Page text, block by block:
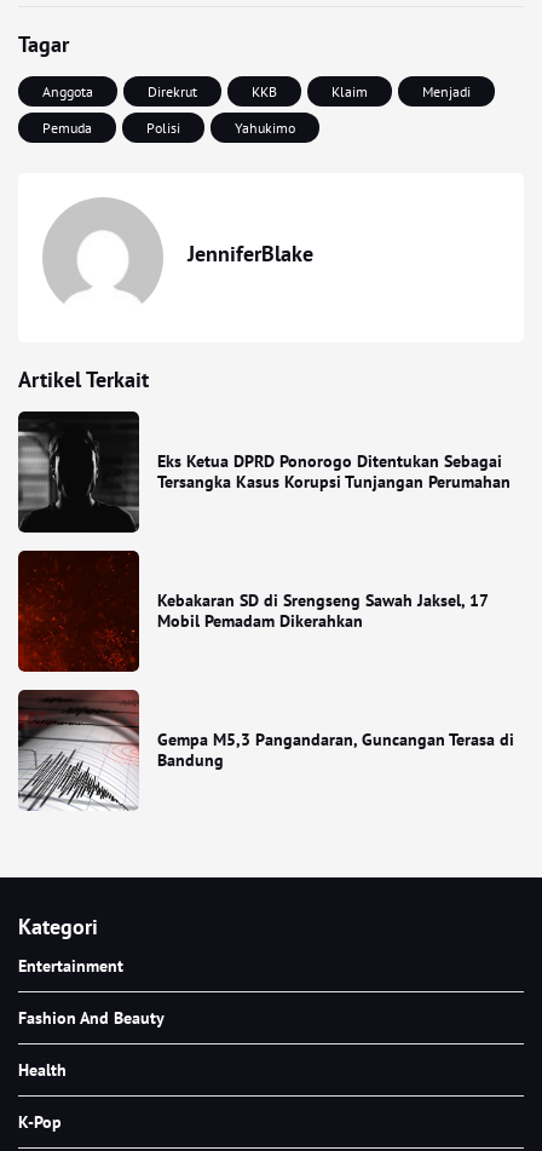
Tagar
Anggota Direkrut KKB Klaim
Menjadi
Pemuda
Polisi Yahukimo
JenniferBlake
Artikel Terkait
Eks Ketua DPRD Ponorogo Ditentukan Sebagai
Tersangka Kasus Korupsi Tunjangan Perumahan
Kebakaran SD di Srengseng Sawah Jaksel, 17
Mobil Pemadam Dikerahkan
Gempa M5,3 Pangandaran, Guncangan Terasa di
Bandung
Kategori
Entertainment
Fashion And Beauty
Health
K-Pop